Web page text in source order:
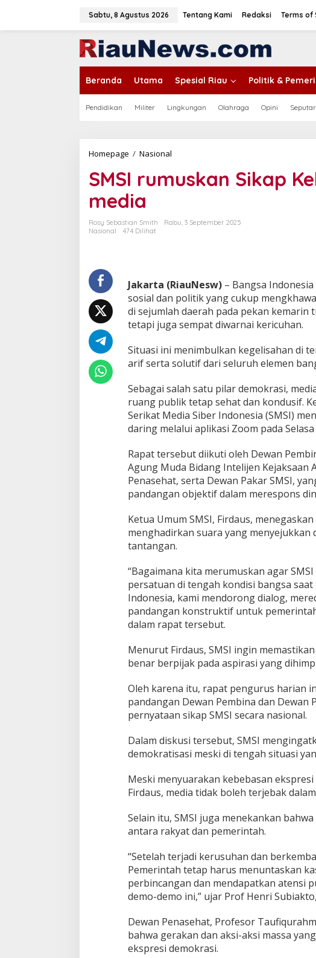
Sabtu, 8 Agustus 2026 Tentang Kami Redaksi Terms of
Beranda Utama Spesial Riau Politik &
Pendidikan Militer Lingkungan Olahraga Opini
Homepage / Nasional
S
I
m
S
i
k
a
p
e
b
g
s
a
a
a
n
p
e
n
m
e
i
a
SMSI rumuskan Sikap
media
Rosy Sebastian Smith
Rabu, 3 September 2025
Nasional
474 Dilihat
Jakarta (RiauNesw)– Bangsa
sosial dan politik yang cukup
di sejumlah daerah pada pekan kemarin
tetapi juga sempat diwarnai kericuhan.
Situasi ini menimbulkan kegelisahan di
arif serta solutif dari seluruh elemen
Sebagai salah satu pilar demokrasi,
ruang publik tetap sehat dan kondusif.
Serikat Media Siber Indonesia (SMSI)
daring melalui aplikasi Zoom pada Selasa
Rapat tersebut diikuti oleh Dewan
Agung Muda Bidang Intelijen Kejaksaan
Penasehat, serta Dewan Pakar SMSI,
pandangan objektif dalam merespons
Ketua Umum SMSI, Firdaus,
menghadirkan suara yang
tantangan.
“Bagaimana kita merumuskan agar
persatuan di tengah kondisi bangsa
Indonesia, kami mendorong dialog,
pandangan konstruktif untuk
dalam rapat tersebut.
Menurut Firdaus, SMSI ingin
benar berpijak pada aspirasi yang
Oleh karena itu, rapat pengurus harian
pandangan Dewan Pembina dan
pernyataan sikap SMSI secara nasional.
Dalam diskusi tersebut, SMSI
demokratisasi meski di tengah situasi
Meski menyuarakan kebebasan
Firdaus, media tidak boleh terjebak
Selain itu, SMSI juga menekankan
antara rakyat dan pemerintah.
“Setelah terjadi kerusuhan dan
Pemerintah tetap harus menuntaskan
perbincangan dan mendapatkan atensi
demo-demo ini,” ujar Prof Henri
Dewan Penasehat, Profesor
bahwa gerakan dan aksi-aksi massa
ekspresi demokrasi.